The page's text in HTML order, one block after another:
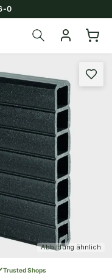
0
Abbildung ähnlich
Trusted Shops